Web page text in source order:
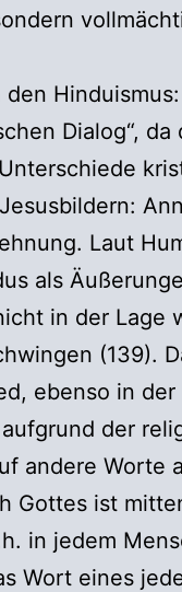
Dialog“,
Laut
als
in der Lage
(139).
ebenso in
der
andere Worte
Gottes ist
in jedem
Wort eines